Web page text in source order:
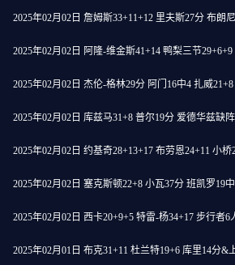
2025年02月02日 詹姆斯33+11+12 里夫斯27分 布朗
2025年02月02日 阿隆-维金斯41+14 鸭梨三节
2025年02月02日 杰伦-格林29分 阿门16中4 扎威
2025年02月02日 库兹马31+8 普尔19分 爱德华兹缺
2025年02月02日 约基奇28+13+17 布劳恩24+11 小
2025年02月02日 塞克斯顿22+8 小瓦37分 班凯罗19
2025年02月02日 西卡20+9+5 特雷-杨34+17 步行者
2025年02月01日 布克31+11 杜兰特19+6 库里14分